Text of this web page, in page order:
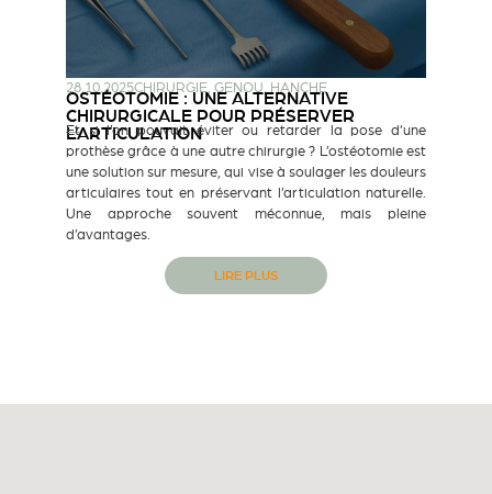
28.10.2025CHIRURGIE, GENOU, HANCHE
OSTÉOTOMIE : UNE ALTERNATIVE
CHIRURGICALE POUR PRÉSERVER
L’ARTICULATION
Et si l’on pouvait éviter ou retarder la pose d’une
prothèse grâce à une autre chirurgie ? L’ostéotomie est
une solution sur mesure, qui vise à soulager les douleurs
articulaires tout en préservant l’articulation naturelle.
Une approche souvent méconnue, mais pleine
d’avantages.
LIRE PLUS